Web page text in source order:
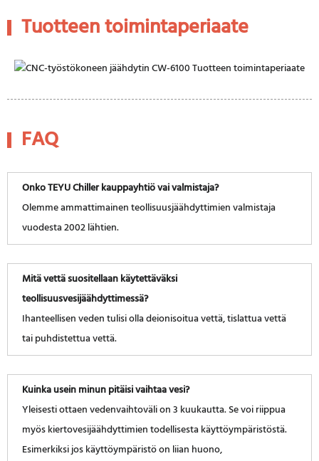
Tuotteen toimintaperiaate
FAQ
Onko TEYU Chiller kauppayhtiö vai valmistaja?
Olemme ammattimainen teollisuusjäähdyttimien valmistaja
vuodesta 2002 lähtien.
Mitä vettä suositellaan käytettäväksi
teollisuusvesijäähdyttimessä?
Ihanteellisen veden tulisi olla deionisoitua vettä, tislattua vettä
tai puhdistettua vettä.
Kuinka usein minun pitäisi vaihtaa vesi?
Yleisesti ottaen vedenvaihtoväli on 3 kuukautta. Se voi riippua
myös kiertovesijäähdyttimien todellisesta käyttöympäristöstä.
Esimerkiksi jos käyttöympäristö on liian huono,